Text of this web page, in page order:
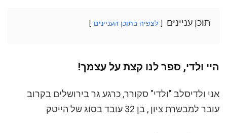
תוכן עניינים לצפיה בתוכן העניינים
היי ולדי, ספר לנו קצת על עצמך!
אני ולדיסלב "ולדי" סקורר, כרגע גר בירושלים בקרוב
עובר למבשרת ציון , בן 32 עובד בסוג של הייטק